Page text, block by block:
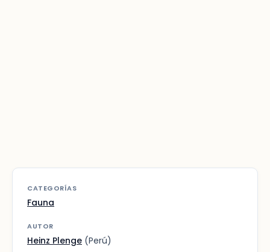
CATEGORÍAS
Fauna
AUTOR
Heinz Plenge (Perú)